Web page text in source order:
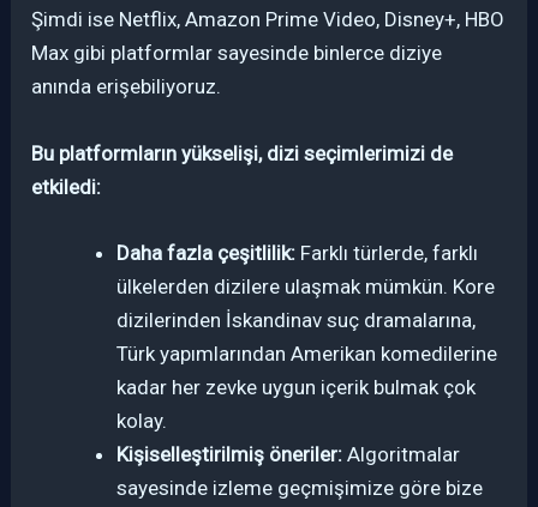
Şimdi ise Netflix, Amazon Prime Video, Disney+, HBO
Max gibi platformlar sayesinde binlerce diziye
anında erişebiliyoruz.
Bu platformların yükselişi, dizi seçimlerimizi de
etkiledi:
Daha fazla çeşitlilik: Farklı türlerde, farklı
ülkelerden dizilere ulaşmak mümkün. Kore
dizilerinden İskandinav suç dramalarına,
Türk yapımlarından Amerikan komedilerine
kadar her zevke uygun içerik bulmak çok
kolay.
Kişiselleştirilmiş öneriler: Algoritmalar
sayesinde izleme geçmişimize göre bize